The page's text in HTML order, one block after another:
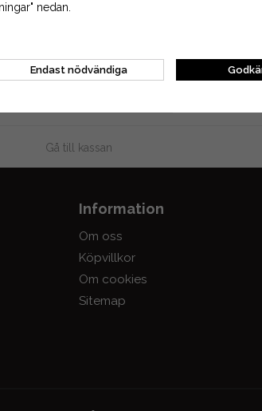
1 021 kr
Gå till kassan
Information
Om oss
Köpvillkor
Om cookies
Sitemap
nedan.
Endast nödvändiga